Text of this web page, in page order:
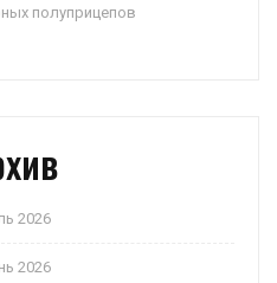
полуприцепов
2026
2026